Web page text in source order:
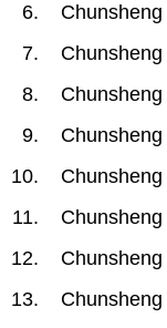
Chunsheng
Chunsheng
Chunsheng
Chunsheng
Chunsheng
Chunsheng
Chunsheng
Chunsheng